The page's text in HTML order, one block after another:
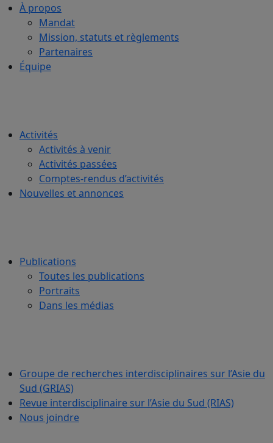
À propos
Mandat
Mission, statuts et règlements
Partenaires
Équipe
Activités
Activités à venir
Activités passées
Comptes-rendus d’activités
Nouvelles et annonces
Publications
Toutes les publications
Portraits
Dans les médias
Groupe de recherches interdisciplinaires sur l’Asie du
Sud (GRIAS)
Revue interdisciplinaire sur l’Asie du Sud (RIAS)
Nous joindre